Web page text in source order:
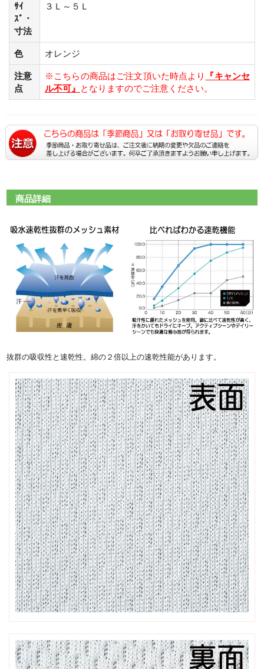
ｻｲ
ｽﾞ・
寸法
３Ｌ～５Ｌ
色 オレンジ
注意
点
※こちらの商品はご注文頂いた時点より
『キャンセ
ル不可』 となりますのでご注意ください。
商品詳細
抜群の吸収性と速乾性。綿の２倍以上の速乾性能があります。